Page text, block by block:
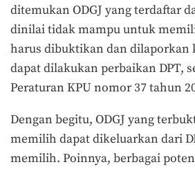
ditemukan ODGJ yang terdaftar
dinilai tidak mampu untuk
harus dibuktikan dan dilaporkan
dapat dilakukan perbaikan DPT,
Peraturan KPU nomor 37 tahun
Dengan begitu, ODGJ yang
memilih dapat dikeluarkan dari
memilih. Poinnya, berbagai